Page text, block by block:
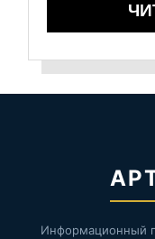
Информационный